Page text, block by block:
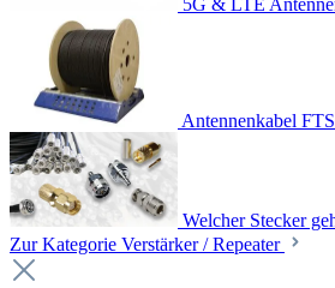
Antennenkabel
Welcher Stecker
Zur Kategorie Verstärker / Repeater